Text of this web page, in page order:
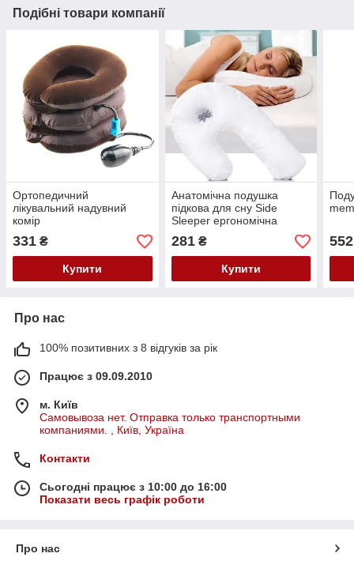
Подібні товари компанії
Ортопедичний
лікувальний надувний
комір
331 ₴
Купити
Анатомічна подушка
підкова для сну Side
Sleeper ергономічна
ортопедична подушка для
сну
281₴
Купити
552
Про нас
100% позитивних з 8 відгуків за рік
Працює з 09.09.2010
м. Київ
Самовывоза нет. Отправка только транспортными
компаниями. , Київ, Україна
Контакти
Сьогодні працює з 10:00 до 16:00
Показати весь графік роботи
Про нас